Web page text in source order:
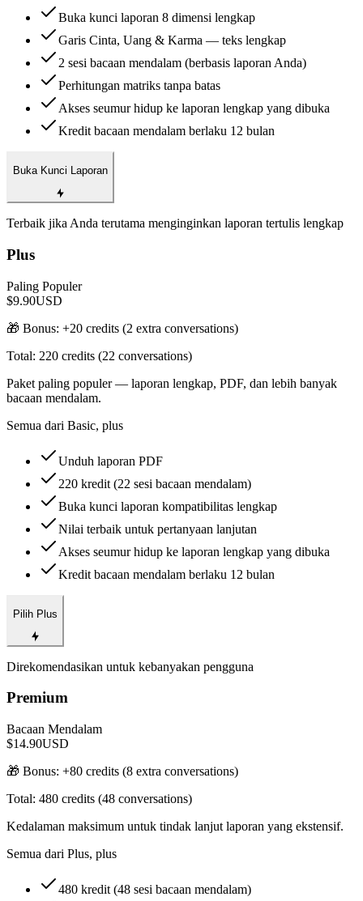
Buka kunci laporan 8 dimensi lengkap
Garis Cinta, Uang & Karma — teks lengkap
2 sesi bacaan mendalam (berbasis laporan Anda)
Perhitungan matriks tanpa batas
Akses seumur hidup ke laporan lengkap yang dibuka
Kredit bacaan mendalam berlaku 12 bulan
Buka Kunci Laporan
Terbaik jika Anda terutama menginginkan laporan tertulis lengkap
Plus
Paling Populer
$9.90USD
🎁 Bonus: +20 credits (2 extra conversations)
Total: 220 credits (22 conversations)
Paket paling populer — laporan lengkap, PDF, dan lebih banyak
bacaan mendalam.
Semua dari Basic, plus
Unduh laporan PDF
220 kredit (22 sesi bacaan mendalam)
Buka kunci laporan kompatibilitas lengkap
Nilai terbaik untuk pertanyaan lanjutan
Akses seumur hidup ke laporan lengkap yang dibuka
Kredit bacaan mendalam berlaku 12 bulan
Pilih Plus
Direkomendasikan untuk kebanyakan pengguna
Premium
Bacaan Mendalam
$14.90USD
🎁 Bonus: +80 credits (8 extra conversations)
Total: 480 credits (48 conversations)
Kedalaman maksimum untuk tindak lanjut laporan yang ekstensif.
Semua dari Plus, plus
480 kredit (48 sesi bacaan mendalam)